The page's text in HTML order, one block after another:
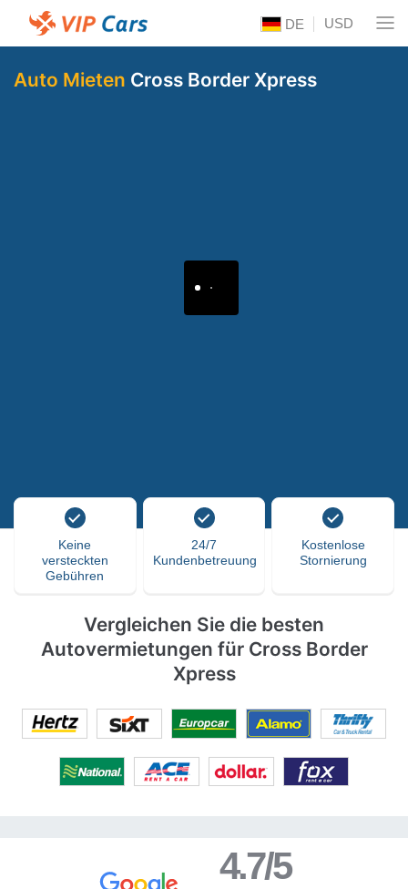
DE USD
Auto Mieten Cross Border Xpress
Keine
versteckten
Gebühren
24/7
Kundenbetreuung
Kostenlose
Stornierung
Vergleichen Sie die besten
Autovermietungen für Cross Border
Xpress
4.7/5